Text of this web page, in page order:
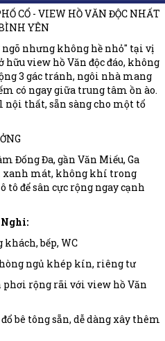
CỔ - VIEW HỒ VĂN ĐỘC NHẤT
YÊN
nhưng không hề nhỏ" tại vị
hữu view hồ Văn độc đáo, không
3 gác tránh, ngôi nhà mang
có ngay giữa trung tâm ồn ào.
thất, sẵn sàng cho một tổ
Đống Đa, gần Văn Miếu, Ga
xanh mát, không khí trong
tô để sân cực rộng ngay cạnh
khách, bếp, WC
ngủ khép kín, riêng tư
phơi rộng rãi với view hồ Văn
bê tông sẵn, dễ dàng xây thêm